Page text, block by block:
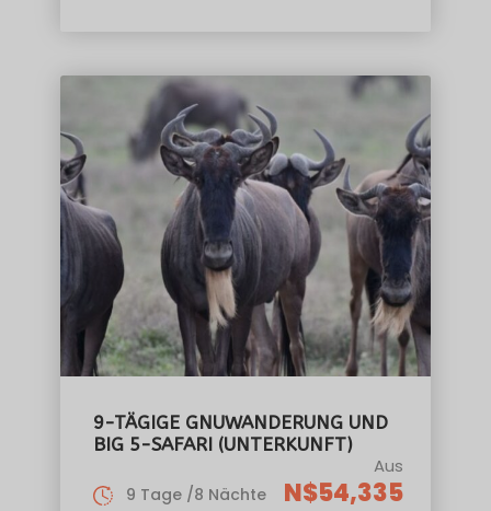
9-TÄGIGE GNUWANDERUNG UND
BIG 5-SAFARI (UNTERKUNFT)
Aus
N$54,335
9 Tage /8 Nächte